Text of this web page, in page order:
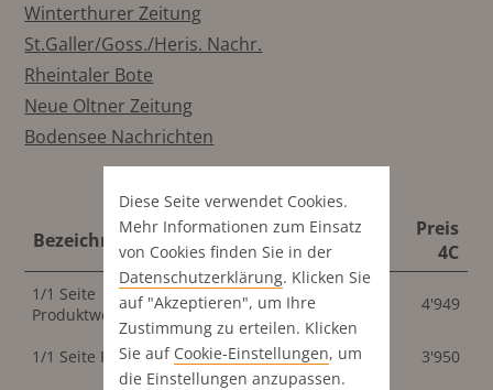
Winterthurer Zeitung
St.Galler/Goss./Heris. Nachr.
Rheintaler Bote
Neue Oltner Zeitung
Bodensee Nachrichten
Bezeichnung Format
Preis
Preis
4C
1/1 Seite
Produktwerbung
286x440
mm
4'949
1/1 Seite PR
286x440
mm
3'950 3'950
Diese Seite verwendet Cookies.
Mehr Informationen zum Einsatz
von Cookies finden Sie in der
Datenschutz­erklärung. Klicken Sie
auf "Akzeptieren", um Ihre
Zustimmung zu erteilen. Klicken
Sie auf Cookie-Einstellungen, um
die Einstellungen anzupassen.